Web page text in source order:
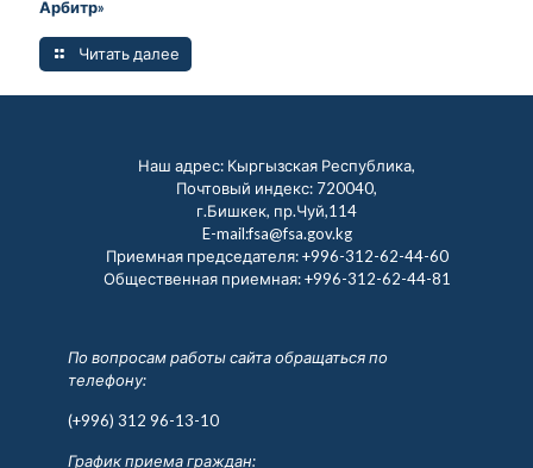
Арбитр»
Читать далее
Наш адрес: Кыргызская Республика,
Почтовый индекс: 720040,
г.Бишкек, пр.Чуй,114
E-mail:fsa@fsa.gov.kg
Приемная председателя:+996-312-62-44-60
Общественная приемная:+996-312-62-44-81
По вопросам работы сайта обращаться по
телефону:
(+996) 312 96-13-10
График приема граждан: